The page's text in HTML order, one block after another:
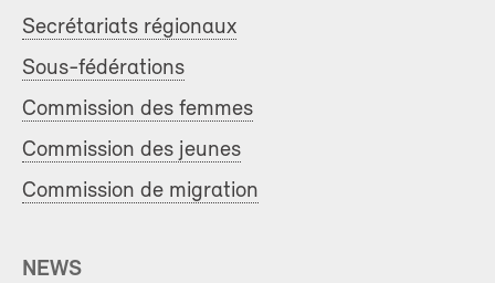
Secrétariats régionaux
Sous-fédérations
Commission des femmes
Commission des jeunes
Commission de migration
NEWS